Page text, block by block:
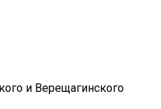
и Верещагинского